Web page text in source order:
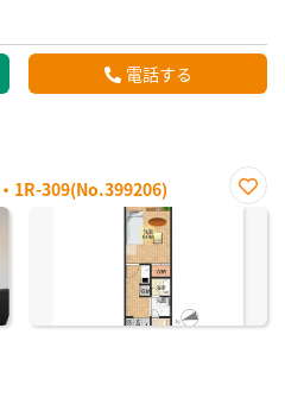
電話する
1R-309(No.399206)
お気